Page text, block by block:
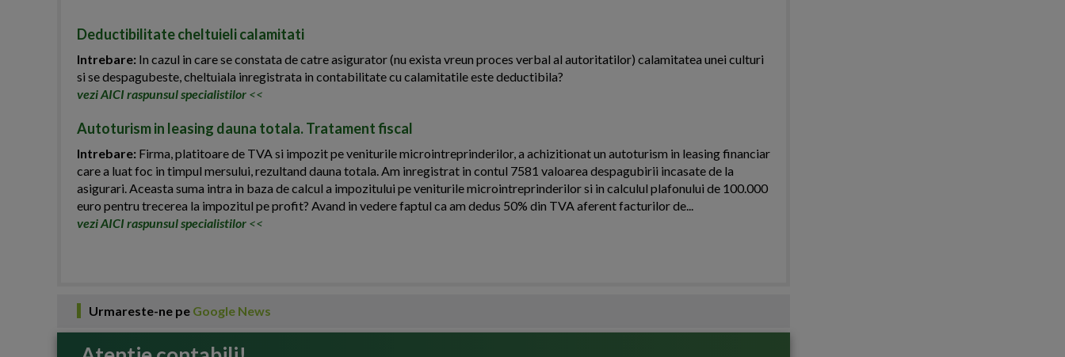
Deductibilitate cheltuieli calamitati
Intrebare: In cazul in care se constata de catre asigurator (nu exista vreun proces verbal al autoritatilor) calamitatea unei culturi
si se despagubeste, cheltuiala inregistrata in contabilitate cu calamitatile este deductibila?
vezi AICI raspunsul specialistilor <<
Autoturism in leasing dauna totala. Tratament fiscal
Intrebare: Firma, platitoare de TVA si impozit pe veniturile microintreprinderilor, a achizitionat un autoturism in leasing financiar
care a luat foc in timpul mersului, rezultand dauna totala. Am inregistrat in contul 7581 valoarea despagubirii incasate de la
asigurari. Aceasta suma intra in baza de calcul a impozitului pe veniturile microintreprinderilor si in calculul plafonului de 100.000
euro pentru trecerea la impozitul pe profit? Avand in vedere faptul ca am dedus 50% din TVA aferent facturilor de...
vezi AICI raspunsul specialistilor <<
Urmareste-ne pe Google News